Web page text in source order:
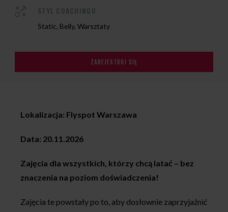
Static, Belly, Warsztaty
ZAREJESTRUJ SIĘ
Lokalizacja: Flyspot Warszawa
Data: 20.11.2026
Zajęcia dla wszystkich, którzy chcą latać – bez
znaczenia na poziom doświadczenia!
Zajęcia te powstały po to, aby dosłownie zaprzyjaźnić